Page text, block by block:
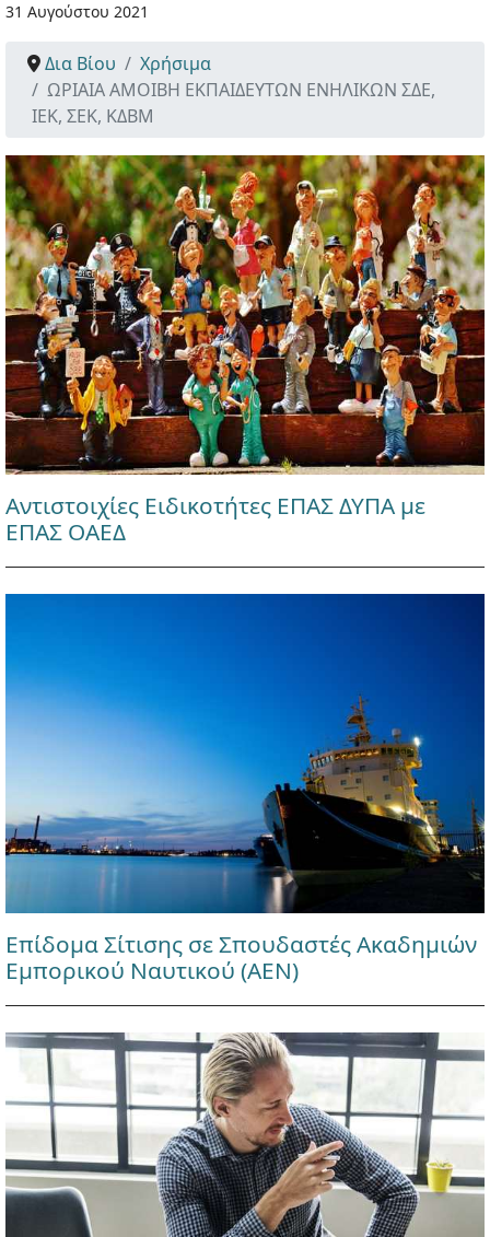
31 Αυγούστου 2021
Δια Βίου
Χρήσιμα
ΩΡΙΑΙΑ ΑΜΟΙΒΗ ΕΚΠΑΙΔΕΥΤΩΝ ΕΝΗΛΙΚΩΝ ΣΔΕ,
ΙΕΚ, ΣΕΚ, ΚΔΒΜ
Αντιστοιχίες Ειδικοτήτες ΕΠΑΣ ΔΥΠΑ με
ΕΠΑΣ ΟΑΕΔ
Επίδομα Σίτισης σε Σπουδαστές Ακαδημιών
Εμπορικού Ναυτικού (ΑΕΝ)